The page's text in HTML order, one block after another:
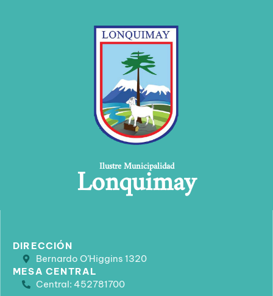
Ilustre Municipalidad
Lonquimay
DIRECCIÓN
Bernardo O’Higgins 1320
MESA CENTRAL
Central: 452781700